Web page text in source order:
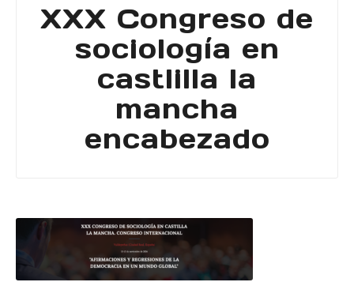
XXX Congreso de
sociología en
castlilla la
mancha
encabezado